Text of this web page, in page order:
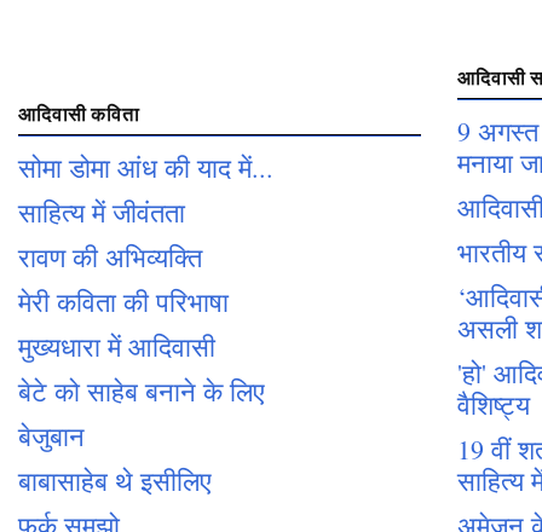
आदिवासी कविता
सोमा डोमा आंध की याद में...
साहित्य में जीवंतता
रावण की अभिव्यक्ति
मेरी कविता की परिभाषा
मुख्यधारा में आदिवासी
बेटे को साहेब बनाने के लिए
बेजुबान
बाबासाहेब थे इसीलिए
आदिवासी
9 अगस्त
मनाया
भारतीय
असली
'हो'
वैशिष्ट्य
19 वीं
साहित्य